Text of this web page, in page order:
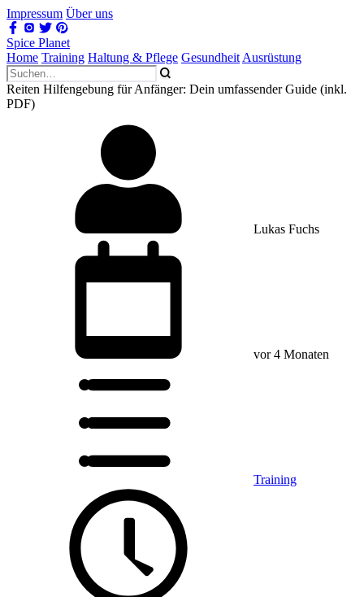
Impressum Über uns
Spice Planet
Home Training Haltung & Pflege Gesundheit Ausrüstung
Reiten Hilfengebung für Anfänger: Dein umfassender Guide (inkl.
PDF)
Lukas Fuchs
vor 4 Monaten
Training